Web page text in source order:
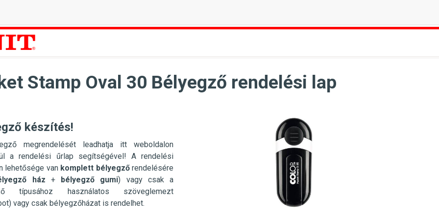
Stamp Oval 30 Bélyegző rendelési lap
készítés!
megrendelését leadhatja itt weboldalon
a rendelési űrlap segítségével! A rendelési
lehetősége van komplett bélyegzőrendelésére
ház + bélyegző gumi) vagy csak a
típusához használatos szöveglemezt
vagy csak bélyegzőházat is rendelhet.